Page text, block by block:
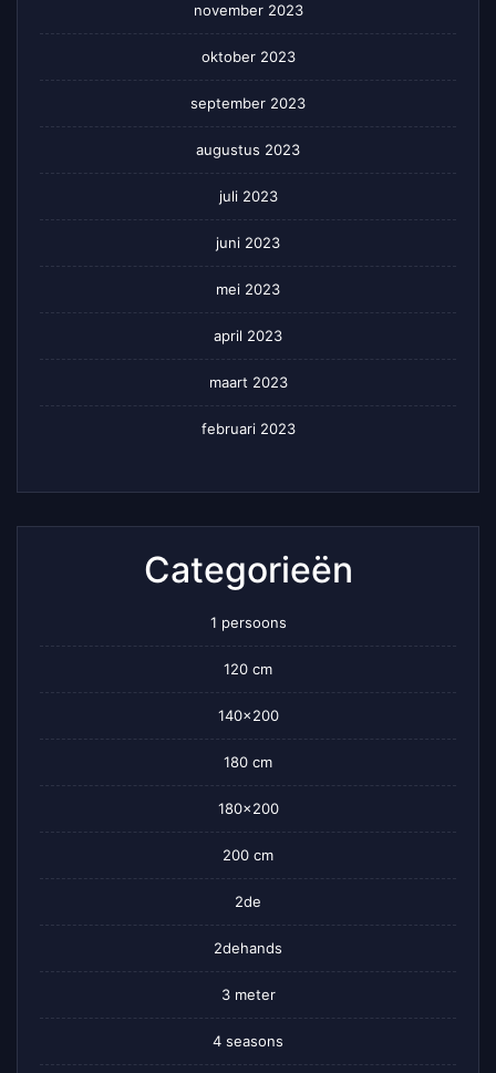
november 2023
oktober 2023
september 2023
augustus 2023
juli 2023
juni 2023
mei 2023
april 2023
maart 2023
februari 2023
Categorieën
1 persoons
120 cm
140×200
180 cm
180×200
200 cm
2de
2dehands
3 meter
4 seasons